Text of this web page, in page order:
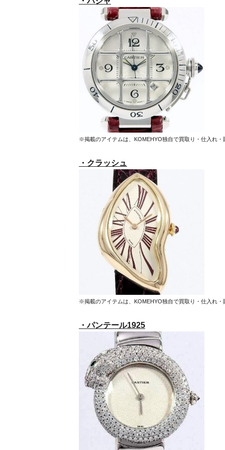
※掲載のアイテムは、KOMEHYO独自で買取り・仕入れ・
・クラッシュ
※掲載のアイテムは、KOMEHYO独自で買取り・仕入れ・
・パンテール1925